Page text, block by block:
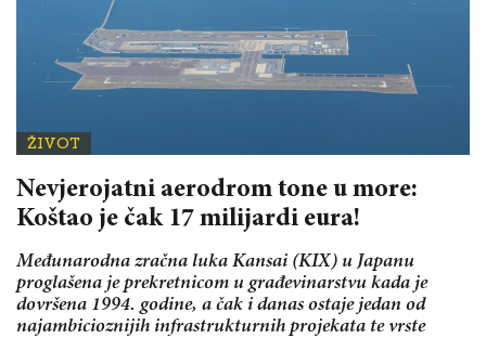
ŽIVOT
Nevjerojatni aerodrom tone u more:
Koštao je čak 17 milijardi eura!
Međunarodna zračna luka Kansai (KIX) u Japanu
proglašena je prekretnicom u građevinarstvu kada je
dovršena 1994. godine, a čak i danas ostaje jedan od
najambicioznijih infrastrukturnih projekata te vrste